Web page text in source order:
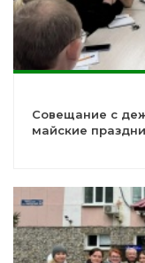
Совещание с
майские